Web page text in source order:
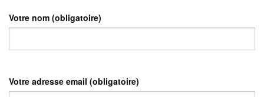
Votre nom (obligatoire)
Votre adresse email (obligatoire)